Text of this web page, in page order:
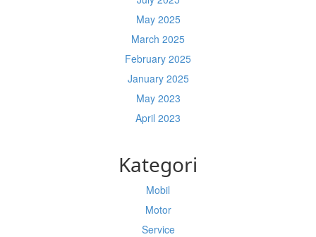
May 2025
March 2025
February 2025
January 2025
May 2023
April 2023
Kategori
Mobil
Motor
Service